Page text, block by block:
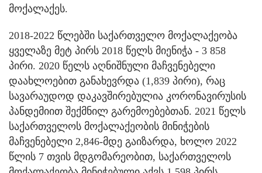
მოქალაქეს.
2018-2022 წლებში საქართველო მოქალაქეობა
ყველაზე მეტ პირს 2018 წელს მიენიჭა - 3 858
პირი. 2020 წელს აღნიშნული მაჩვენებელი
დაახლოებით განახევრდა (1,839 პირი), რაც
სავარაუდოდ დაკავშირებულია კორონავირუსის
პანდემიით შექმნილ გარემოებებთან. 2021 წელს
საქართველოს მოქალაქეობის მინიჭების
მაჩვენებელი 2,846-მდე გაიზარდა, ხოლო 2022
წლის 7 თვის მდგომარეობით, საქართველოს